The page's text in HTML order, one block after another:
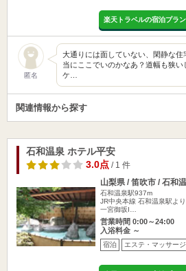
楽天トラベルの宿泊プラ
匿名
大通りには面していない、閑静な
当にここでいのかなあ？道幅も狭
ケ…
関連情報から探す
石和温泉 ホテル平安
3.0点/ 1 件
山梨県 / 笛吹市 / 石和
石和温泉駅937m
JR中央本線 石和温泉駅よ
一宮御坂I…
営業時間 0:00～24:00
入浴料金 ～
宿泊 エステ・マッサージ